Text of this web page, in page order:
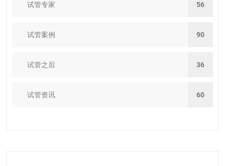
试管专家 56
试管案例 90
试管之后 36
试管资讯 60